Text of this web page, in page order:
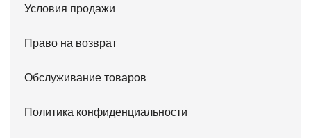
Условия продажи
Право на возврат
Обслуживание товаров
Политика конфиденциальности